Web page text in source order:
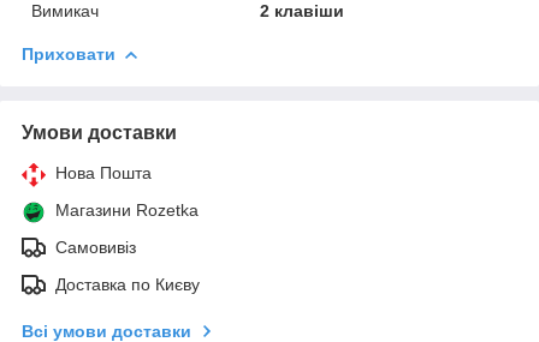
Вимикач 2 клавіши
Приховати
Умови доставки
Нова Пошта
Магазини Rozetka
Самовивіз
Доставка по Києву
Всі умови доставки